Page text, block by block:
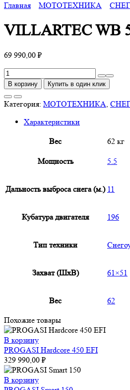
Главная МОТОТЕХНИКА
VILLARTEC WB
69 990,00 ₽
Количество
товара
WB
В корзину Купить в один клик
Категория: МОТОТЕХНИКА,
Характеристики
Вес 62 кг
Мощность 5.5
Дальность выброса снега (м.) 11
Кубатура двигателя 196
Тип техники
Захват (ШxВ) 61×51
Вес 62
Похожие товары
В корзину
PROGASI Hardcore 450 EFI
329 990,00 ₽
В корзину